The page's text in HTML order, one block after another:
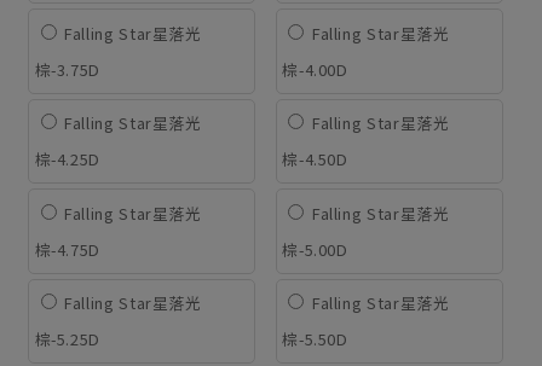
Falling Star星落光
棕-3.75D
Falling Star星落光
棕-4.00D
Falling Star星落光
棕-4.25D
Falling Star星落光
棕-4.50D
Falling Star星落光
棕-4.75D
Falling Star星落光
棕-5.00D
Falling Star星落光
棕-5.25D
Falling Star星落光
棕-5.50D